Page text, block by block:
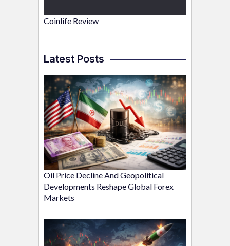
Coinlife Review
Latest Posts
Oil Price Decline And Geopolitical
Developments Reshape Global Forex
Markets